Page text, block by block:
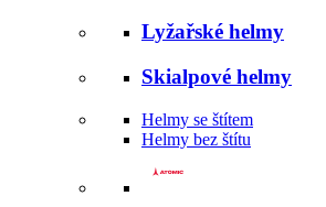
Lyžařské helmy
Skialpové helmy
Helmy se štítem
Helmy bez štítu